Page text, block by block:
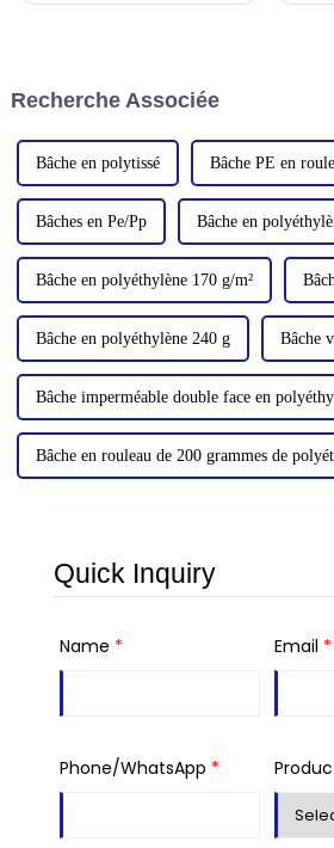
Recherche Associée
Bâche en polytissé Bâche PE en
Bâches en Pe/Pp Bâche en
Bâche en polyéthylène 170 g/m²
Bâche en polyéthylène 240 g Bâche
Bâche imperméable double face en
Bâche en rouleau de 200 grammes de
Quick Inquiry
Name * Email *
Phone/WhatsApp *